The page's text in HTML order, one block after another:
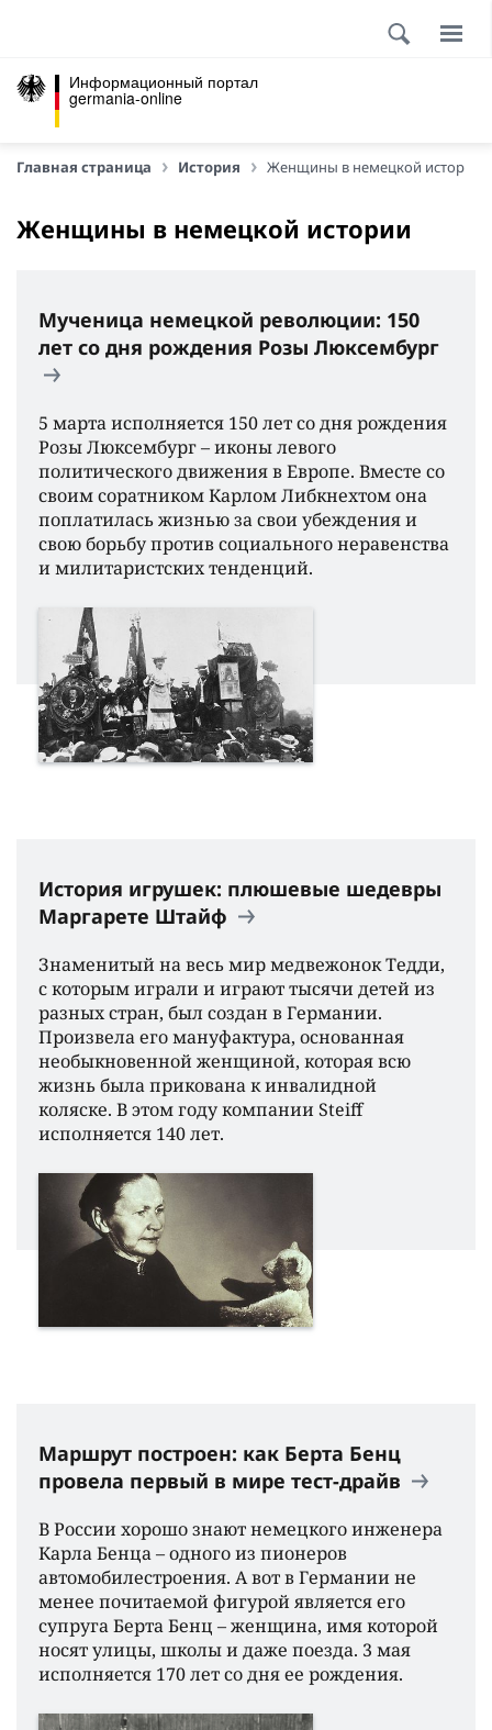
Информационный портал
germania-online
Главная страница История Женщины в немецкой истории
Женщины в немецкой истории
Мученица немецкой революции: 150
лет со дня рождения Розы Люксембург
5 марта исполняется 150 лет со дня рождения
Розы Люксембург – иконы левого
политического движения в Европе. Вместе со
своим соратником Карлом Либкнехтом она
поплатилась жизнью за свои убеждения и
свою борьбу против социального неравенства
и милитаристских тенденций.
История игрушек: плюшевые шедевры
Маргарете Штайф
Знаменитый на весь мир медвежонок Тедди,
с которым играли и играют тысячи детей из
разных стран, был создан в Германии.
Произвела его мануфактура, основанная
необыкновенной женщиной, которая всю
жизнь была прикована к инвалидной
коляске. В этом году компании Steiff
исполняется 140 лет.
Маршрут построен: как Берта Бенц
провела первый в мире тест-драйв
В России хорошо знают немецкого инженера
Карла Бенца – одного из пионеров
автомобилестроения. А вот в Германии не
менее почитаемой фигурой является его
супруга Берта Бенц – женщина, имя которой
носят улицы, школы и даже поезда. 3 мая
исполняется 170 лет со дня ее рождения.